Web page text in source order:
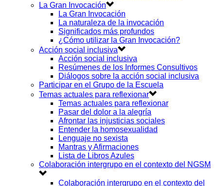
La Gran Invocación
La Gran Invocación
La naturaleza de la invocación
Significados más profundos
¿Cómo utilizar la Gran Invocación?
Acción social inclusiva
Acción social inclusiva
Resúmenes de los Informes Consultivos
Diálogos sobre la acción social inclusiva
Participar en el Grupo de la Escuela
Temas actuales para reflexionar
Temas actuales para reflexionar
Pasar del dolor a la alegría
Afrontar las injusticias sociales
Entender la homosexualidad
Lenguaje no sexista
Mantras y Afirmaciones
Lista de Libros Azules
Colaboración intergrupo en el contexto del NGSM
Colaboración intergrupo en el contexto del